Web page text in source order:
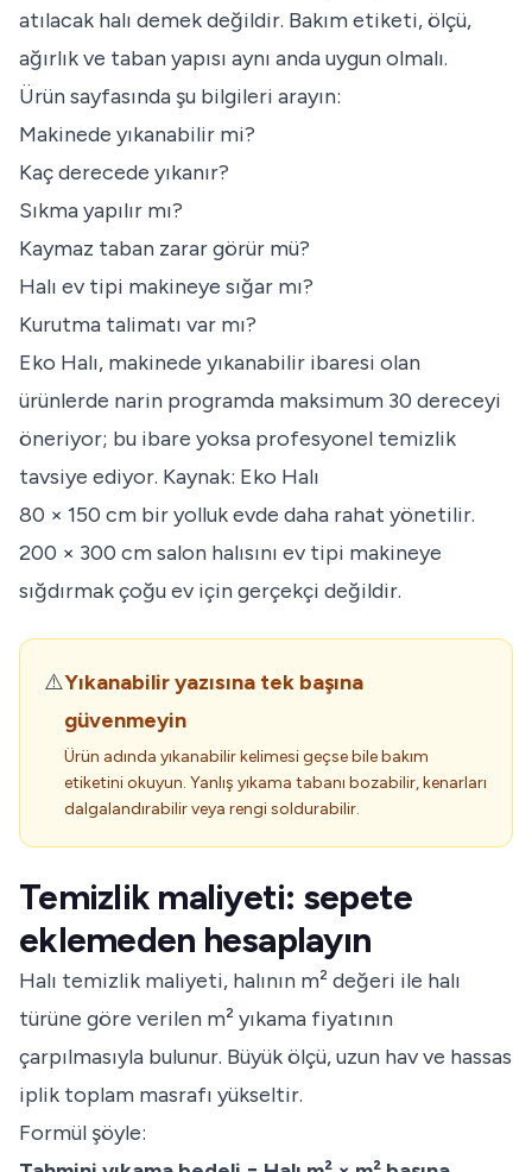
atılacak halı demek değildir. Bakım etiketi, ölçü,
ağırlık ve taban yapısı aynı anda uygun olmalı.
Ürün sayfasında şu bilgileri arayın:
Makinede yıkanabilir mi?
Kaç derecede yıkanır?
Sıkma yapılır mı?
Kaymaz taban zarar görür mü?
Halı ev tipi makineye sığar mı?
Kurutma talimatı var mı?
Eko Halı, makinede yıkanabilir ibaresi olan
ürünlerde narin programda maksimum 30 dereceyi
öneriyor; bu ibare yoksa profesyonel temizlik
tavsiye ediyor. Kaynak: Eko Halı
80 × 150 cm bir yolluk evde daha rahat yönetilir.
200 × 300 cm salon halısını ev tipi makineye
sığdırmak çoğu ev için gerçekçi değildir.
⚠️Yıkanabilir yazısına tek başına
güvenmeyin
Ürün adında yıkanabilir kelimesi geçse bile bakım
etiketini okuyun. Yanlış yıkama tabanı bozabilir, kenarları
dalgalandırabilir veya rengi soldurabilir.
Temizlik maliyeti: sepete
eklemeden hesaplayın
Halı temizlik maliyeti, halının m² değeri ile halı
türüne göre verilen m² yıkama fiyatının
çarpılmasıyla bulunur. Büyük ölçü, uzun hav ve hassas
iplik toplam masrafı yükseltir.
Formül şöyle: